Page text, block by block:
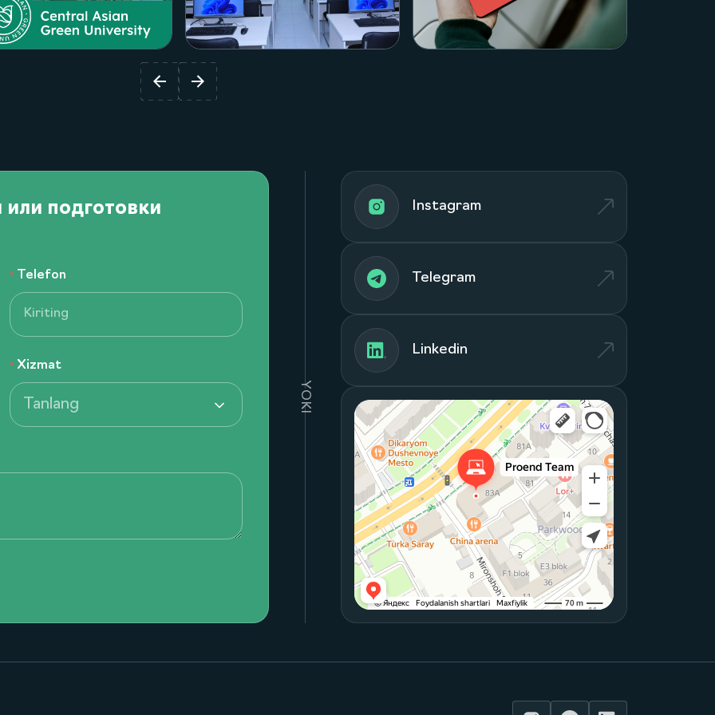
Посмотреть проект
или подготовки
Telefon
Xizmat
Tanlang YOKI
Instagram
Telegram
Linkedin